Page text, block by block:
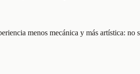
menos mecánica y más artística: no